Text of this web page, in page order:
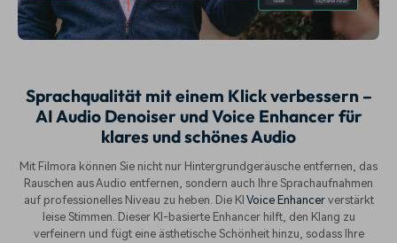
Sprachqualität mit einem Klick verbessern –
AI Audio Denoiser und Voice Enhancer für
klares und schönes Audio
Mit Filmora können Sie nicht nur Hintergrundgeräusche entfernen, das
Rauschen aus Audio entfernen, sondern auch Ihre Sprachaufnahmen
auf professionelles Niveau zu heben. Die KI Voice Enhancerverstärkt
leise Stimmen. Dieser KI-basierte Enhancer hilft, den Klang zu
verfeinern und fügt eine ästhetische Schönheit hinzu, sodass Ihre